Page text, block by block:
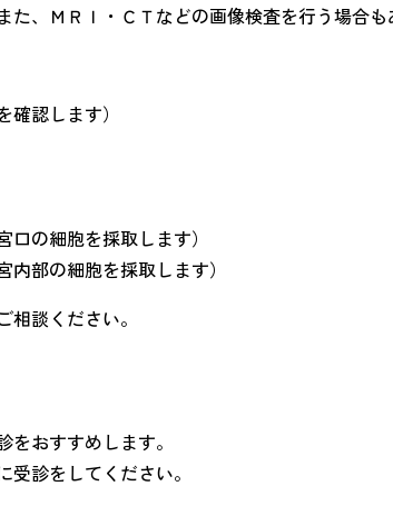
、ＭＲＩ・ＣＴなどの画像検査を行う場合も
認します）
の細胞を採取します）
部の細胞を採取します）
談ください。
おすすめします。
診をしてください。